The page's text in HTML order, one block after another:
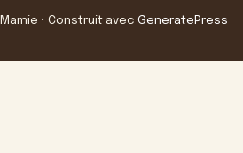
• Construit avec GeneratePress